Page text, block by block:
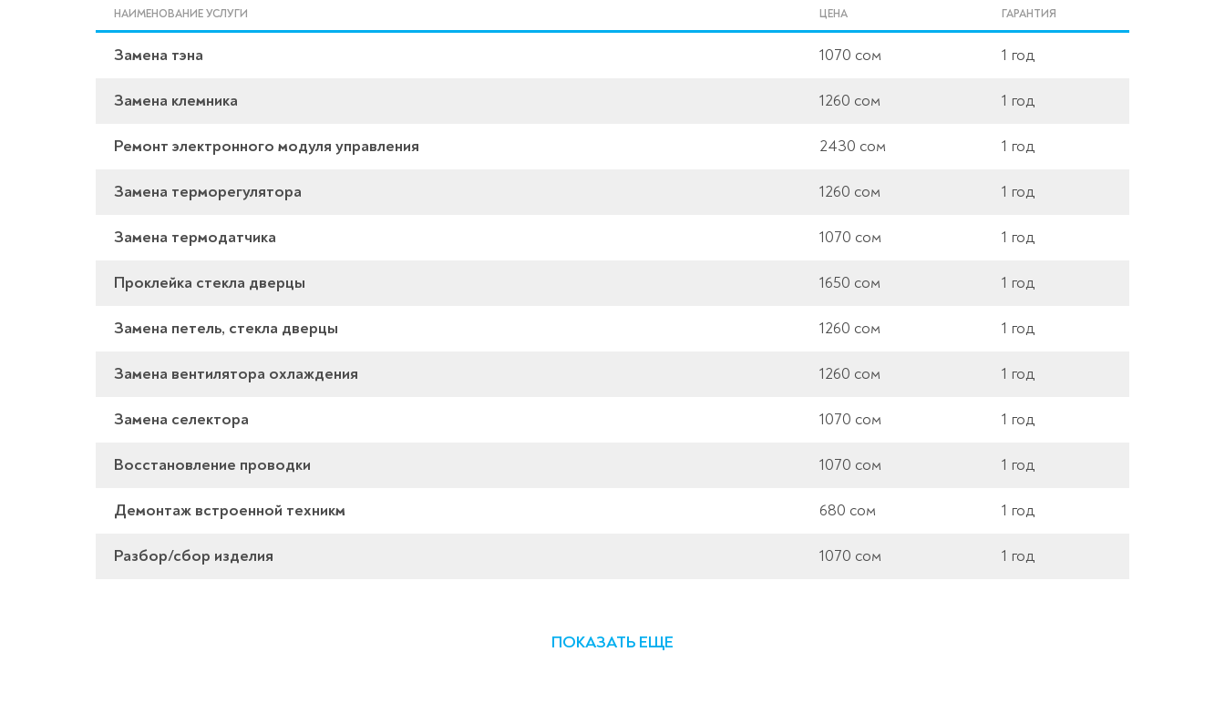
НАИМЕНОВАНИЕ УСЛУГИ ЦЕНА ГАРАНТИЯ
Замена тэна 1070 сом 1 год
Замена клемника 1260 сом 1 год
Ремонт электронного модуля управления 2430 сом 1 год
Замена терморегулятора 1260 сом 1 год
Замена термодатчика 1070 сом 1 год
Проклейка стекла дверцы 1650 сом 1 год
Замена петель, стекла дверцы 1260 сом 1 год
Замена вентилятора охлаждения 1260 сом 1 год
Замена селектора 1070 сом 1 год
Восстановление проводки 1070 сом 1 год
Демонтаж встроенной техникм 680 сом 1 год
Разбор/сбор изделия 1070 сом 1 год
ПОКАЗАТЬ ЕЩЕ